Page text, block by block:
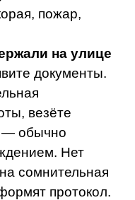
пожар,
на улице
документы.
везёте
— обычно
Нет
сомнительная
протокол.